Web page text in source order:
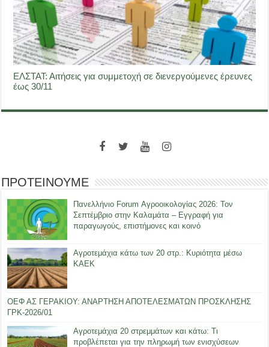
ΕΛΣΤΑΤ: Αιτήσεις για συμμετοχή σε διενεργούμενες έρευνες
έως 30/11
ΠΡΟΤΕΙΝΟΥΜΕ
Πανελλήνιο Forum Αγροοικολογίας 2026: Τον
Σεπτέμβριο στην Καλαμάτα – Εγγραφή για
παραγωγούς, επιστήμονες και κοινό
Αγροτεμάχια κάτω των 20 στρ.: Κυριότητα μέσω
ΚΑΕΚ
ΟΕΦ ΑΣ ΓΕΡΑΚΙΟΥ: ΑΝΑΡΤΗΣΗ ΑΠΟΤΕΛΕΣΜΑΤΩΝ ΠΡΟΣΚΛΗΣΗΣ
ΓΡΚ-2026/01
Αγροτεμάχια 20 στρεμμάτων και κάτω: Τι
προβλέπεται για την πληρωμή των ενισχύσεων